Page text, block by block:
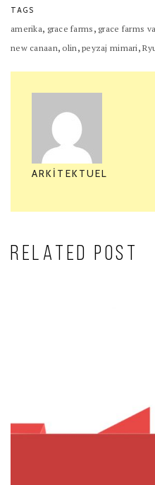
TAGS
amerika, grace farms , grace farms
new canaan, olin,peyzaj mimari,
ARKITEKTUEL
RELATED POST